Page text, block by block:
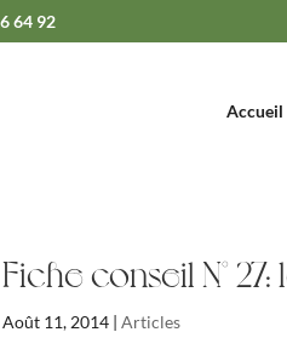
64 92
Accueil
Fiche conseil N° 27:
Août 11, 2014 |Articles